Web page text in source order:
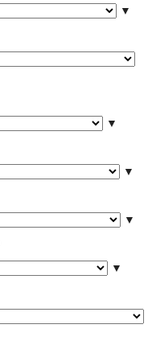
▼
▼
▼
▼
▼